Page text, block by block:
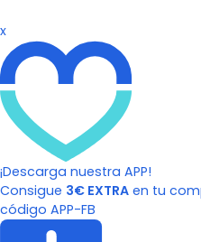
x
¡Descarga nuestra APP!
Consigue 3€ EXTRA en tu
código APP-FB